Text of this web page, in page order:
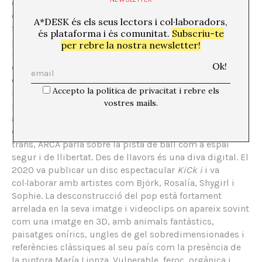
després a Barcelona. Els orígens importen, ja que des
de petita va cursar piano i va tenir una excel·lent
formació, també va poder viatjar al nord i començar a
publicar cançons aprofitant el bon acolliment dels
ritmes urbans llatins per part del públic general
europeu i estatunidenc, blanc, s’entén. El 2018 es va
definir com a persona de gènere no binari, mentre que
més endavant, el 2019, manifestar-se com a dona
La seva trajectòria va arrencar el 2017 quan va començar
a punxar i a performar de manera autodidacta en un
club del Lower East Side. Com tantes altres artistes
trans, ARCA parla sobre la pista de ball com a espai
segur i de llibertat. Des de llavors és una diva digital. El
2020 va publicar un disc espectacular KiCk ii va
col·laborar amb artistes com Björk, Rosalía, Shygirl i
Sophie. La desconstrucció del pop està fortament
arrelada en la seva imatge i videoclips on apareix sovint
com una imatge en 3D, amb animals fantàstics,
paisatges onírics, ungles de gel sobredimensionades i
referències clàssiques al seu país com la presència de
A*DESK és els seus lectors i col·laboradors,
és plataforma i és comunitat. Subscriu-te
per rebre la nostra newsletter!
Accepto la política de privacitat i rebre els
vostres mails.